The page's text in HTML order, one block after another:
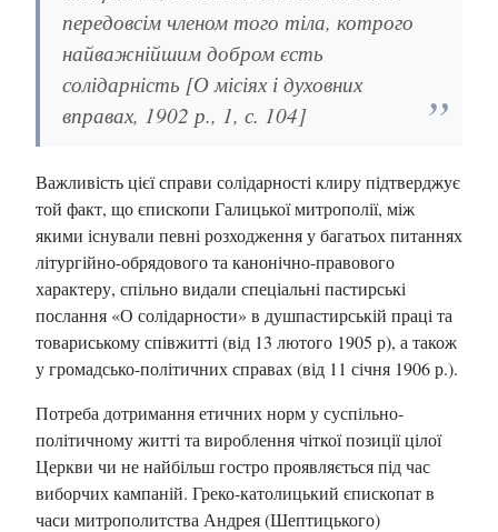
передовсім членом того тіла, котрого
найважнійшим добром єсть
солідарність [О місіях і духовних
вправах, 1902 р., 1, с. 104]
Важливість цієї справи солідарності клиру підтверджує
той факт, що єпископи Галицької митрополії, між
якими існували певні розходження у багатьох питаннях
літургійно-обрядового та канонічно-правового
характеру, спільно видали спеціальні пастирські
послання «О солідарности» в душпастирській праці та
товариському співжитті (від 13 лютого 1905 р), а також
у громадсько-політичних справах (від 11 січня 1906 р.).
Потреба дотримання етичних норм у суспільно-
політичному житті та вироблення чіткої позиції цілої
Церкви чи не найбільш гостро проявляється під час
виборчих кампаній. Греко-католицький єпископат в
часи митрополитства Андрея (Шептицького)